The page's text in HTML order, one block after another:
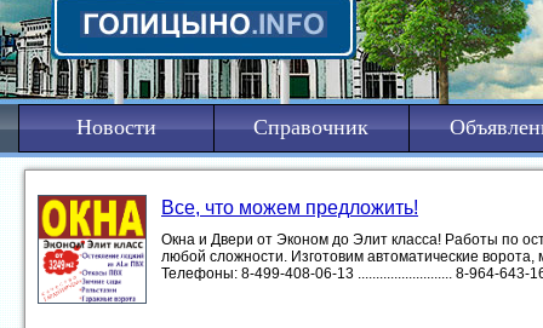
Новости Справочник
Все, что можем предложить!
Окна и Двери от Эконом до Элит класса! Работы по
любой сложности. Изготовим автоматические ворота,
Телефоны: 8-499-408-06-13 .......................... 8-964-643-